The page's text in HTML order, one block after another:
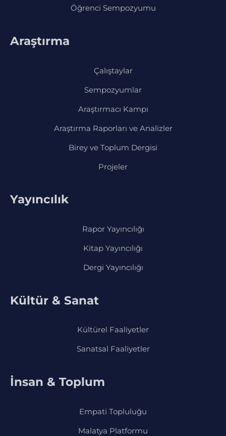
Öğrenci Sempozyumu
Araştırma
Çalıştaylar
Sempozyumlar
Araştırmacı Kampı
Araştırma Raporları ve Analizler
Birey ve Toplum Dergisi
Projeler
Yayıncılık
Rapor Yayıncılığı
Kitap Yayıncılığı
Dergi Yayıncılığı
Kültür & Sanat
Kültürel Faaliyetler
Sanatsal Faaliyetler
İnsan & Toplum
Empati Topluluğu
Malatya Platformu